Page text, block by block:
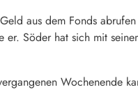
aus dem Fonds
Söder hat sich mit
Wochenende